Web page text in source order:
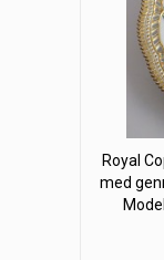
Royal
med